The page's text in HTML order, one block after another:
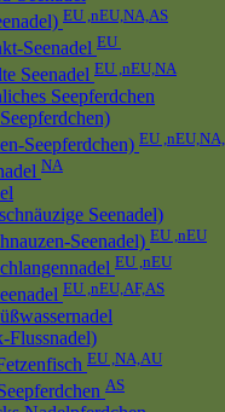
EU ,nEU,NA,AS
Seenadel EU
Seenadel EU ,nEU,NA
Seepferdchen
Seepferdchen) EU
NA
Seenadel)
Seenadel) EU ,nEU
EU ,nEU
EU ,nEU,AF,AS
Flussnadel)
EU ,NA,AU
AS